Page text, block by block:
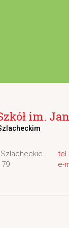
im.
79